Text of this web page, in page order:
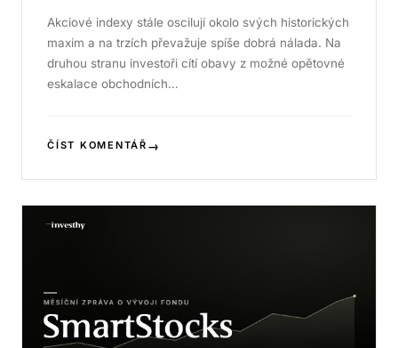
Akciové indexy stále oscilují okolo svých historických
maxim a na trzích převažuje spíše dobrá nálada. Na
druhou stranu investoři cítí obavy z možné opětovné
eskalace obchodních…
ČÍST KOMENTÁŘ →